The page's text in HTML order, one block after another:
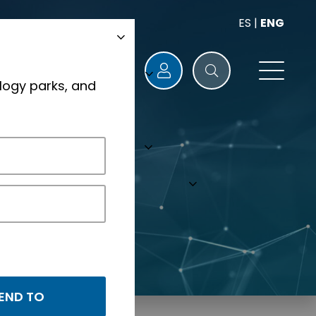
ES | ENG
parks, and